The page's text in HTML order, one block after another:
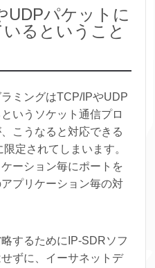
UDPパケットに
るということ
ミングはTCP/IPやUDP
いうソケット通信プロ
こうなると対応できる
定されてしまいます。
ーション毎にポートを
プリケーション毎の対
するためにIP-SDRソフ
ずに、イーサネットデ